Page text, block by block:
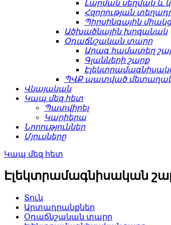
Լարման սեղմակ և
Հզորության
Պիրսինգային
Ածխածնային խոզանակ
Օդաճնշական տարր
Արագ համատեղ
Գլանների շարք
ՊՎՔ պատված
Վկայական
Կապ մեզ հետ
Պատվիրել
Կարիերա
Նորություններ
Մյուսները
Կապ մեզ հետ
Էլեկտրամագնիսական
Տուն
Արտադրանքներ
Օդաճնշական տարր